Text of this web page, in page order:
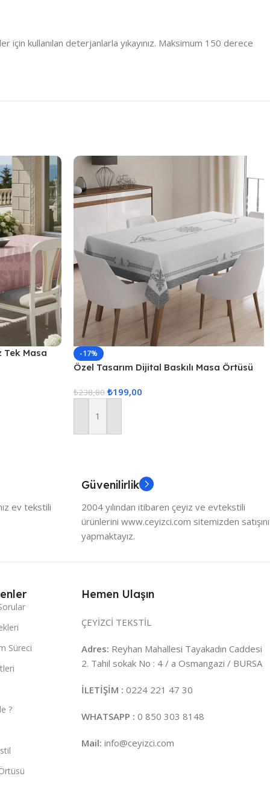
kullanılan deterjanlarla yıkayınız. Maksimum 150 derece
Tek Masa -17%
Özel Tasarım Dijital Baskılı Masa Örtüsü
₺238,80 ₺199,00
Sepete Ekle
ev tekstili
Güvenilirlik
2004 yılından itibaren çeyiz ve evtekstili
ürünlerini www.ceyizci.com sitemizden satışını
yapmaktayız.
Süreci
?
Hemen Ulaşın
ÇEYİZCİ TEKSTİL
Adres: Reyhan Mahallesi Tayakadın Caddesi
2. Tahıl sokak No : 4 / a Osmangazi / BURSA
İLETİŞİM : 0224 221 47 30
WHATSAPP : 0 850 303 8148
Mail: info@ceyizci.com